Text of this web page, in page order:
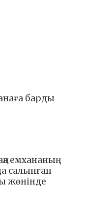
барды
емхананың
салынған
жөнінде